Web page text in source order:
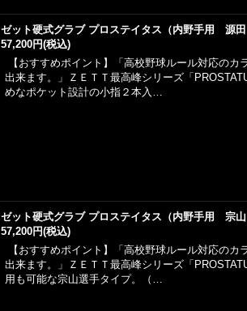
ゼット硬式グラブ プロステイタス（内野手用 源田
57,200円(税込)
【おすすめポイント】「高校野球ルール対応のカ
出来ます。」ＺＥＴＴ最高峰シリーズ「
めなポケット設計の小指２本入…
ゼット硬式グラブ プロステイタス（内野手用 宗山
57,200円(税込)
【おすすめポイント】「高校野球ルール対応のカ
出来ます。」ＺＥＴＴ最高峰シリーズ「
用も可能な宗山選手タイプ。（…